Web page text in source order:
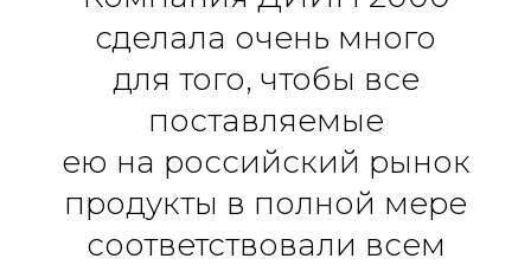
сделала очень много
для того, чтобы все
поставляемые
ею на российский рынок
продукты в полной мере
соответствовали всем